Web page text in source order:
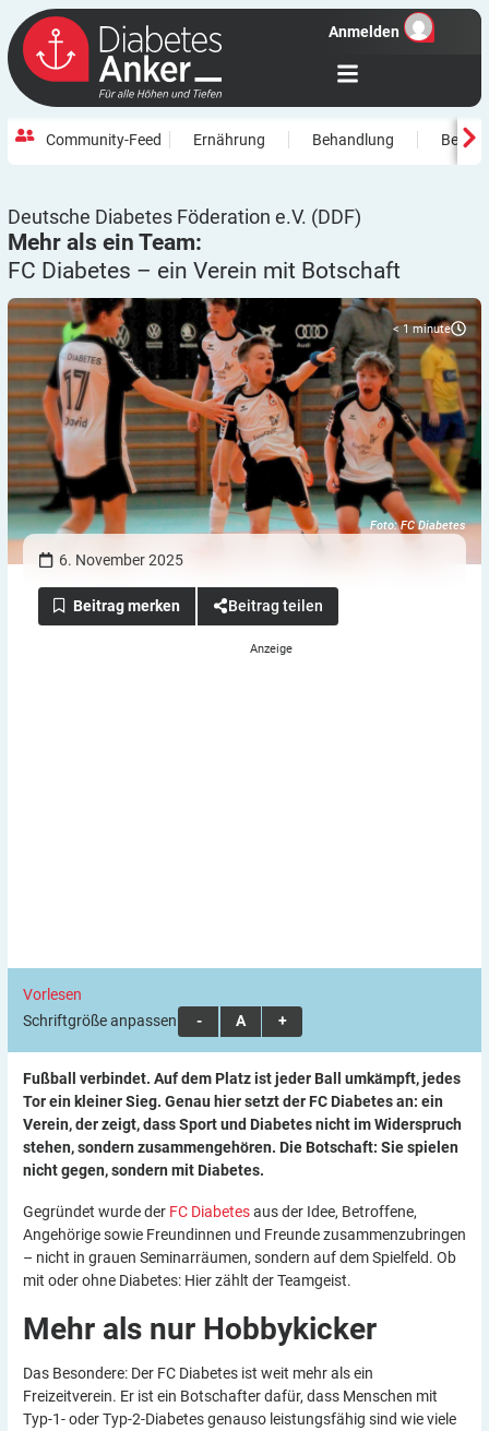
Anmelden
Community-Feed Ernährung Behandlung
Deutsche Diabetes Föderation e.V. (DDF)
Mehr als ein Team:
FC Diabetes – ein Verein mit Botschaft
< 1 minute
Foto: FC Diabetes
6. November 2025
Beitrag teilen
Vorlesen
Schriftgröße anpassen:
A A A
Fußball verbindet. Auf dem Platz ist jeder Ball umkämpft, jedes
Tor ein kleiner Sieg. Genau hier setzt der FC Diabetes an: ein
Verein, der zeigt, dass Sport und Diabetes nicht im Widerspruch
stehen, sondern zusammengehören. Die Botschaft: Sie spielen
nicht gegen, sondern mit Diabetes.
Gegründet wurde der FC Diabetesaus der Idee, Betroffene,
Angehörige sowie Freundinnen und Freunde zusammenzubringen
– nicht in grauen Seminarräumen, sondern auf dem Spielfeld. Ob
mit oder ohne Diabetes: Hier zählt der Teamgeist.
Mehr als nur Hobbykicker
Das Besondere: Der FC Diabetes ist weit mehr als ein
Freizeitverein. Er ist ein Botschafter dafür, dass Menschen mit
Typ-1- oder Typ-2-Diabetes genauso leistungsfähig sind wie viele